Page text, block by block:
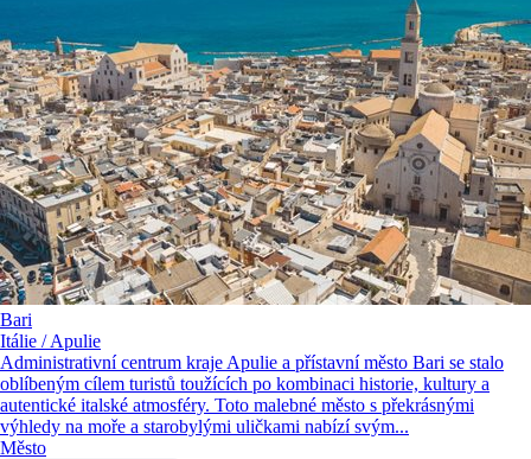
Bari
Itálie / Apulie
Administrativní centrum kraje Apulie a přístavní město Bari se stalo
oblíbeným cílem turistů toužících po kombinaci historie, kultury a
autentické italské atmosféry. Toto malebné město s překrásnými
výhledy na moře a starobylými uličkami nabízí svým...
Město